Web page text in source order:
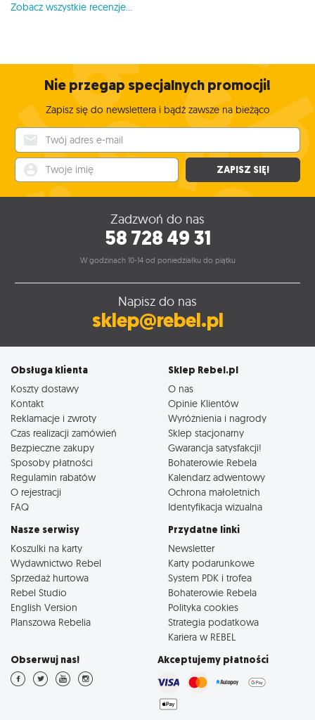
Zobacz wszystkie recenzje...
Nie przegap specjalnych promocji!
Zapisz się do newslettera i bądź zawsze na bieżąco
ZAPISZ SIĘ!
Zadzwoń do nas
58 728 49 31
W godzinach 10-14 od poniedziałku do piątku
Napisz do nas
sklep@rebel.pl
Obsługa klienta
Koszty dostawy
Kontakt
Reklamacje i zwroty
Czas realizacji zamówień
Bezpieczne zakupy
Sposoby płatności
Regulamin rabatów
O rejestracji
FAQ
Sklep Rebel.pl
O nas
Opinie Klientów
Wyróżnienia i nagrody
Sklep stacjonarny
Gwarancja satysfakcji!
Bohaterowie Rebela
Kalendarz adwentowy
Ochrona małoletnich
Identyfikacja wizualna
Nasze serwisy
Koszulki na karty
Wydawnictwo Rebel
Sprzedaż hurtowa
Rebel Studio
English Version
Planszowa Rebelia
Przydatne linki
Newsletter
Karty podarunkowe
System PDK i trofea
Bohaterowie Rebela
Polityka cookies
Strategia podatkowa
Kariera w REBEL
Obserwuj nas! Akceptujemy płatności